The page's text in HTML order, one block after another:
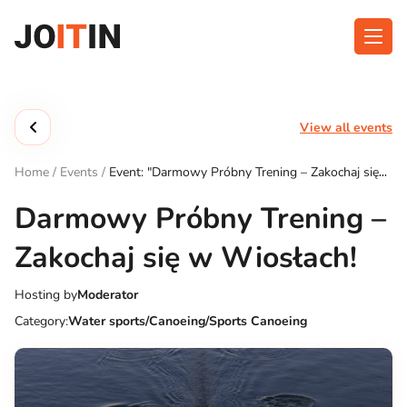
content
Get the App:
View all events
Home / Events / Event: "Darmowy Próbny Trening – Zakochaj się
Darmowy Próbny Trening –
Zakochaj się w Wiosłach!
Hosting byModerator
Category:Water sports/Canoeing/Sports Canoeing